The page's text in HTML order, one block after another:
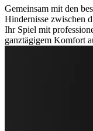
Gemeinsam mit den
Hindernisse zwischen
Ihr Spiel mit
ganztägigem Komfort